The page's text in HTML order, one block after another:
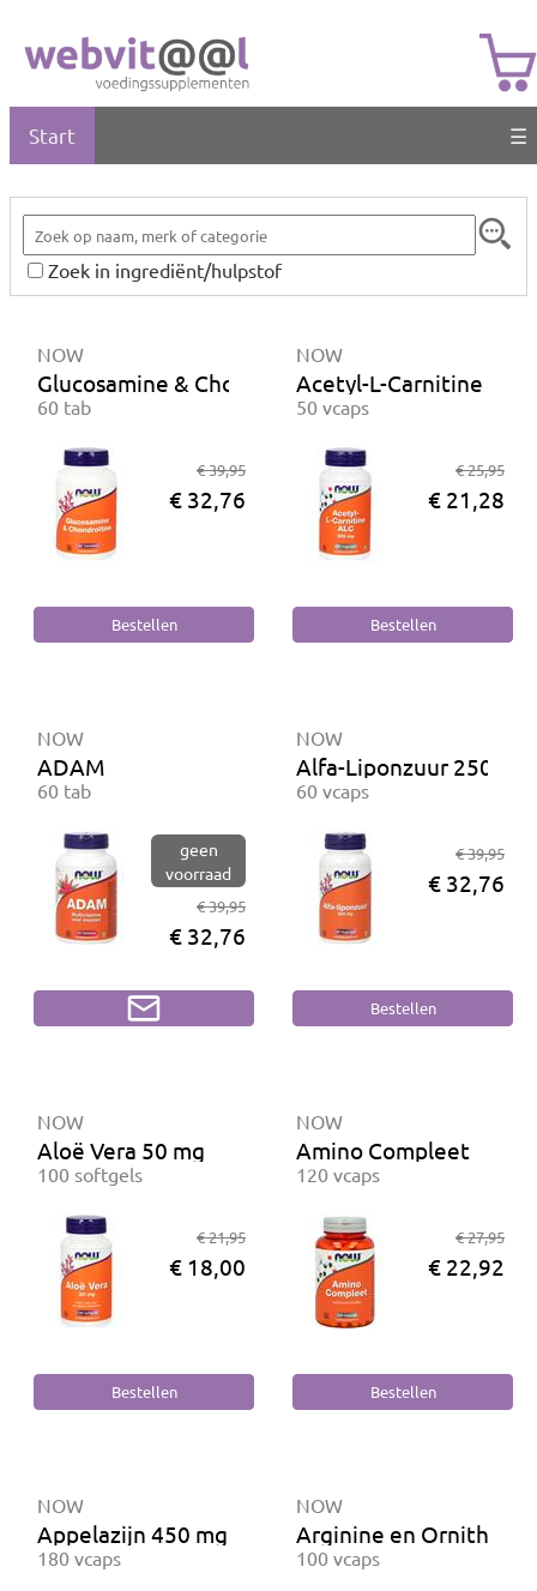
Start ☰
Zoek in ingrediënt/hulpstof
NOW
Glucosamine & Chondroïtine
60 tab
€ 39,95
€ 32,76
NOW
Acetyl-L-Carnitine 500
50 vcaps
€ 25,95
€ 21,28
NOW
ADAM
60 tab
geen
voorraad
€ 39,95
€ 32,76
NOW
Alfa-Liponzuur 250 mg
60 vcaps
€ 39,95
€ 32,76
NOW
Aloë Vera 50 mg
100 softgels
€ 21,95
€ 18,00
NOW
Amino Compleet
120 vcaps
€ 27,95
€ 22,92
NOW
Appelazijn 450 mg
180 vcaps
NOW
Arginine en Ornithine
100 vcaps